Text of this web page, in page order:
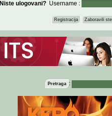
Niste ulogovani?Username :
Registracija Zaboravili
Pretraga :